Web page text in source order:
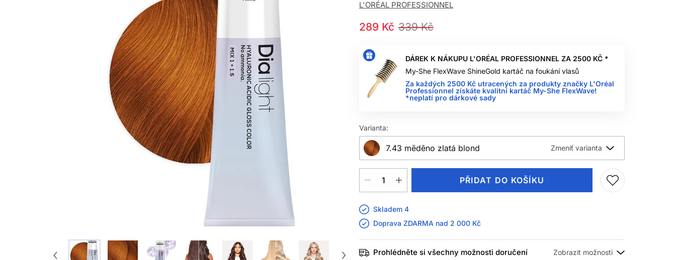
L'ORÉAL PROFESSIONNEL
339 Kč
289 Kč
DÁREK K NÁKUPU L'ORÉAL PROFESSIONNEL ZA 2500 KČ *
My-She FlexWave ShineGold kartáč na foukání vlasů
Za každých 2500 Kč utracených za produkty značky L'Oréal
Professionnel získáte kvalitní kartáč My-She FlexWave!
*neplatí pro dárkové sady
Varianta:
7.43 měděno zlatá blond
PŘIDAT DO KOŠÍKU
Skladem 4
Doprava ZDARMA nad 2 000 Kč
Prohlédněte si všechny možnosti doručení